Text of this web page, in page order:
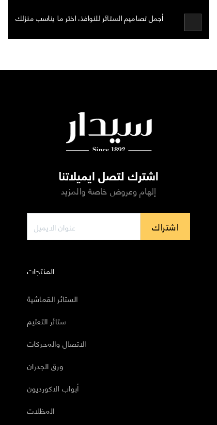
أجمل تصاميم الستائر للنوافذ، اختر ما يناسب منزلك
اشترك لتصل ايميلاتنا
إلهام وعروض خاصة والمزيد
اشتراك
المنتجات
الستائر القماشية
ستائر التعتيم
الاتصال والمحركات
ورق الجدران
أبواب الاكورديون
المظلات